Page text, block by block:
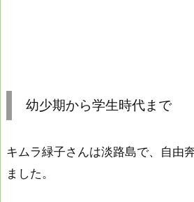
幼少期から学生時代まで
キムラ緑子さんは淡路島で、自由
ました。